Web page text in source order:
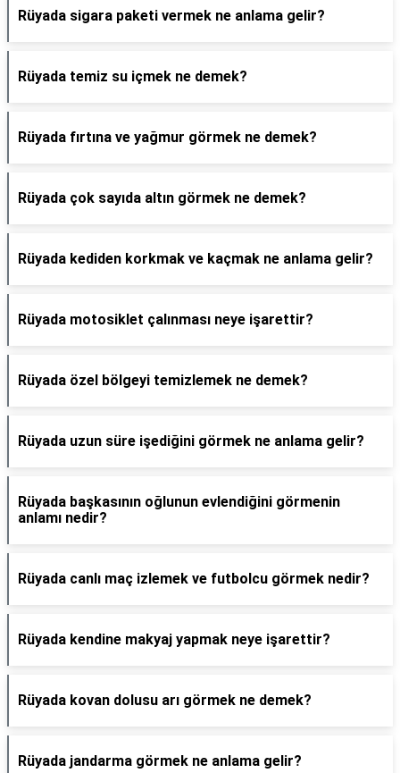
Rüyada sigara paketi vermek ne anlama gelir?
Rüyada temiz su içmek ne demek?
Rüyada fırtına ve yağmur görmek ne demek?
Rüyada çok sayıda altın görmek ne demek?
Rüyada kediden korkmak ve kaçmak ne anlama gelir?
Rüyada motosiklet çalınması neye işarettir?
Rüyada özel bölgeyi temizlemek ne demek?
Rüyada uzun süre işediğini görmek ne anlama gelir?
Rüyada başkasının oğlunun evlendiğini görmenin
anlamı nedir?
Rüyada canlı maç izlemek ve futbolcu görmek nedir?
Rüyada kendine makyaj yapmak neye işarettir?
Rüyada kovan dolusu arı görmek ne demek?
Rüyada jandarma görmek ne anlama gelir?